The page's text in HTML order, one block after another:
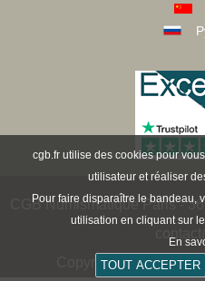
CGB Numismatique Paris -
Copyright @1997-
cgb.fr utilise des cookies pour
utilisateur et réaliser
Pour faire disparaître le bandeau,
utilisation en cliquant sur
En
TOUT ACCEPTER